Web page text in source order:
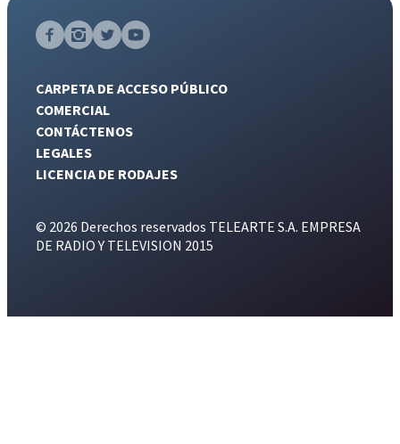
CARPETA DE ACCESO PÚBLICO
COMERCIAL
CONTÁCTENOS
LEGALES
LICENCIA DE RODAJES
© 2026 Derechos reservados TELEARTE S.A. EMPRESA
DE RADIO Y TELEVISION 2015